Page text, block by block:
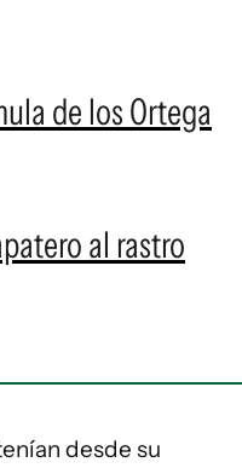
de los Ortega
al rastro
desde su